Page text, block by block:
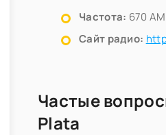
Частота: 670 AM
Сайт радио:
Частые
Plata